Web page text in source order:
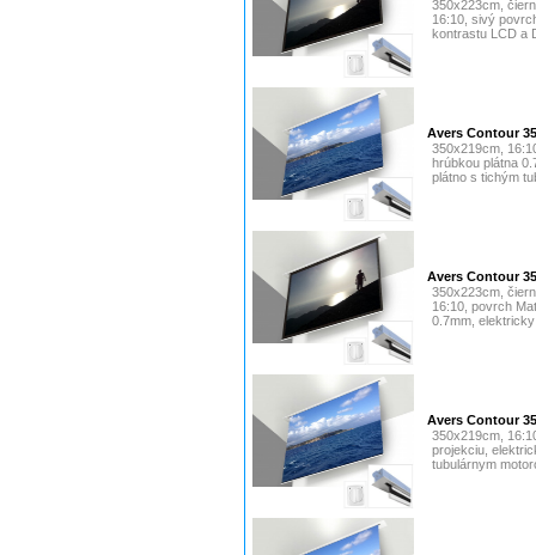
350x223cm,
16:10, sivý
kontrastu LCD a
Avers Contour
350x219cm,
hrúbkou plátna
plátno s tichým
Avers Contour
350x223cm,
16:10, povrch
0.7mm,
Avers Contour
350x219cm,
projekciu,
tubulárnym